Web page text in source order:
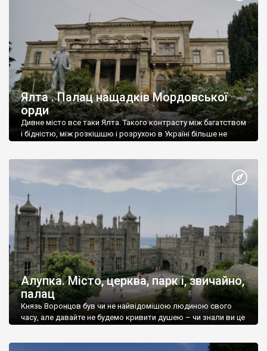
Ялта . Палац нащадків Мордовської
орди
Дивне місто все таки Ялта. Такого контрасту між багатством
і бідністю, між розкішшю і розрухою в Україні більше не
Алупка. Місто, церква, парк і, звичайно,
палац
Князь Воронцов був чи не найвідомішою людиною свого
часу, але давайте не будемо кривити душею – чи знали ви це